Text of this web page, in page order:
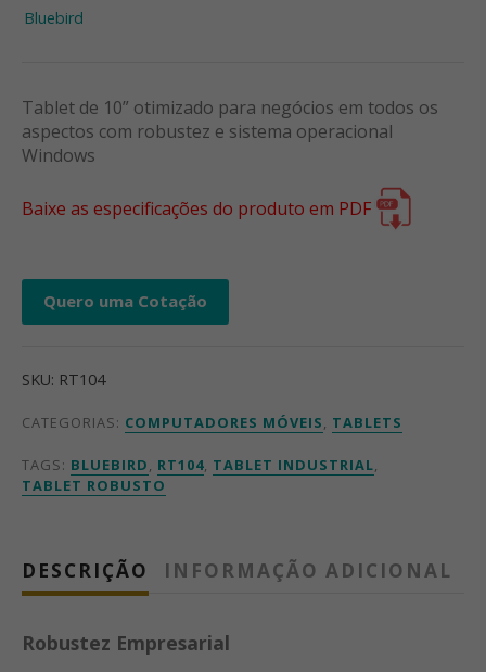
Bluebird
Tablet de 10” otimizado para negócios em todos os
aspectos com robustez e sistema operacional
Windows
Baixe as especificações do produto em PDF
Quero uma Cotação
SKU: RT104
CATEGORIAS: COMPUTADORES MÓVEIS, TABLETS
TAGS: BLUEBIRD, RT104, TABLET INDUSTRIAL,
TABLET ROBUSTO
DESCRIÇÃO INFORMAÇÃO ADICIONAL
Robustez Empresarial